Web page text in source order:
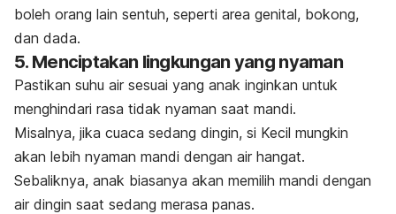
boleh orang lain sentuh, seperti area genital, bokong,
dan dada.
5. Menciptakan lingkungan yang nyaman
Pastikan suhu air sesuai yang anak inginkan untuk
menghindari rasa tidak nyaman saat mandi.
Misalnya, jika cuaca sedang dingin, si Kecil mungkin
akan lebih nyaman mandi dengan air hangat.
Sebaliknya, anak biasanya akan memilih mandi dengan
air dingin saat sedang merasa panas.